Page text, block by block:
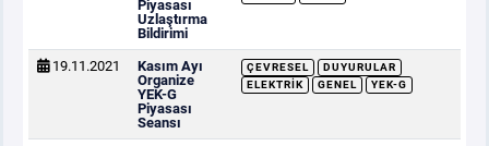
Piyasası
Uzlaştırma
Bildirimi
19.11.2021
Kasım Ayı
Organize
YEK-G
Piyasası
Seansı
ÇEVRESEL
DUYURULAR
ELEKTRIK
GENEL YEK-G